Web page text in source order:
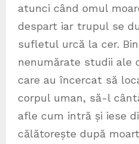
atunci când omul
despart iar trupul se
sufletul urcă la cer.
nenumărate studii ale
care au încercat să
corpul uman, să-l
afle cum intră și iese
călătorește după